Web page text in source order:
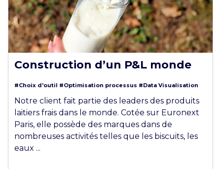
Construction d’un P&L monde
#Choix d'outil #Optimisation processus #Data Visualisation
Notre client fait partie des leaders des produits
laitiers frais dans le monde. Cotée sur Euronext
Paris, elle possède des marques dans de
nombreuses activités telles que les biscuits, les
eaux ...